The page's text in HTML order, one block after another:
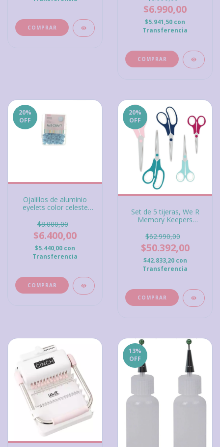
$6.990,00
$5.941,50 con
Transferencia
20%
OFF
Ojalillos de aluminio
eyelets color celeste
$8.000,00
$6.400,00
$5.440,00 con
Transferencia
20%
OFF
Set de 5 tijeras, We R
Memory Keepers
$62.990,00
$50.392,00
$42.833,20 con
Transferencia
13%
OFF